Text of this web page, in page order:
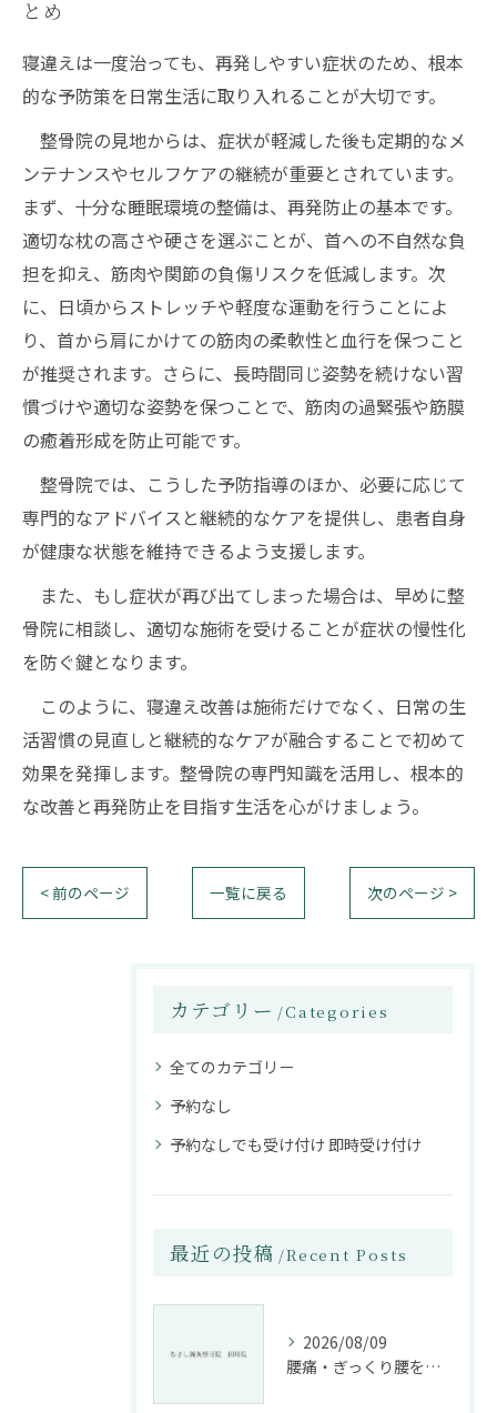
とめ
寝違えは一度治っても、再発しやすい症状のため、根本
的な予防策を日常生活に取り入れることが大切です。
整骨院の見地からは、症状が軽減した後も定期的なメ
ンテナンスやセルフケアの継続が重要とされています。
まず、十分な睡眠環境の整備は、再発防止の基本です。
適切な枕の高さや硬さを選ぶことが、首への不自然な負
担を抑え、筋肉や関節の負傷リスクを低減します。次
に、日頃からストレッチや軽度な運動を行うことによ
り、首から肩にかけての筋肉の柔軟性と血行を保つこと
が推奨されます。さらに、長時間同じ姿勢を続けない習
慣づけや適切な姿勢を保つことで、筋肉の過緊張や筋膜
の癒着形成を防止可能です。
整骨院では、こうした予防指導のほか、必要に応じて
専門的なアドバイスと継続的なケアを提供し、患者自身
が健康な状態を維持できるよう支援します。
また、もし症状が再び出てしまった場合は、早めに整
骨院に相談し、適切な施術を受けることが症状の慢性化
を防ぐ鍵となります。
このように、寝違え改善は施術だけでなく、日常の生
活習慣の見直しと継続的なケアが融合することで初めて
効果を発揮します。整骨院の専門知識を活用し、根本的
な改善と再発防止を目指す生活を心がけましょう。
< 前のページ 一覧に戻る 次のページ >
カテゴリー Categories
全てのカテゴリー
予約なし
予約なしでも受け付け 即時受け付け
最近の投稿 Recent Posts
2026/08/09
腰痛・ぎっくり腰を根本改善する施術法とは